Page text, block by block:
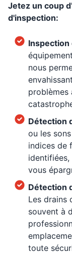
Jetez un coup
d'inspection:
Inspection
nous
problèmes
Détection
ou les
indices de
identifiées,
vous
Détection
Les drains
souvent à
toute